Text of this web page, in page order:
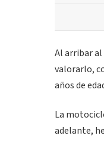
Al arribar
valorarlo,
años de
La
adelante,